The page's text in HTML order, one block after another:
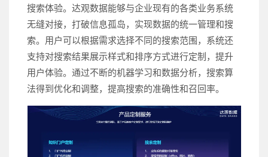
搜索体验。达观数据能够与企业现有的各类业务系统
无缝对接，打破信息孤岛，实现数据的统一管理和搜
索。用户可以根据需求选择不同的搜索范围，系统还
支持对搜索结果展示样式和排序方式进行定制，提升
用户体验。通过不断的机器学习和数据分析，搜索算
法得到优化和调整，提高搜索的准确性和召回率。